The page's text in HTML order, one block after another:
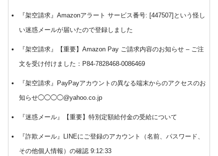
『架空請求』Amazonアラート サービス番号: [447507]という怪し
い迷惑メールが届いたので登録しました
『架空請求』【重要】Аmazon Pay ご請求内容のお知らせ – ご注
文を受け付けました：P84-7828468-0086469
『架空請求』PayPayアカウントの異なる端末からのアクセスのお
知らせ◯◯◯◯@yahoo.co.jp
『迷惑メール』【重要】特別定額給付金の受給について
『詐欺メール』LINEにご登録のアカウント（名前、パスワード、
その他個人情報）の確認 9:12:33